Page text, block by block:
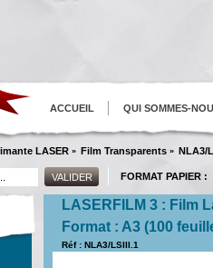
ACCUEIL QUI SOMMES-
LASER » Film Transparents » NLA3/
FORMAT PAPIER :
LASERFILM 3 : Film
Format : A3 (100
Réf : NLA3/LSIII.1